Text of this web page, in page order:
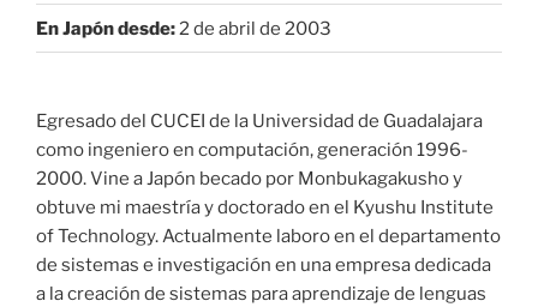
En Japón desde:2 de abril de 2003
Egresado del CUCEI de la Universidad de Guadalajara
como ingeniero en computación, generación 1996-
2000. Vine a Japón becado por Monbukagakusho y
obtuve mi maestría y doctorado en el Kyushu Institute
of Technology. Actualmente laboro en el departamento
de sistemas e investigación en una empresa dedicada
a la creación de sistemas para aprendizaje de lenguas